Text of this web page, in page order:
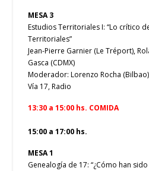
MESA 3
Estudios Territoriales I: “Lo crítico
Territoriales”
Jean-Pierre Garnier (Le Tréport),
Gasca (CDMX)
Moderador: Lorenzo Rocha (Bilbao)
Vía 17, Radio
13:30 a 15:00 hs. COMIDA
15:00 a 17:00 hs.
MESA 1
Genealogía de 17: “¿Cómo han